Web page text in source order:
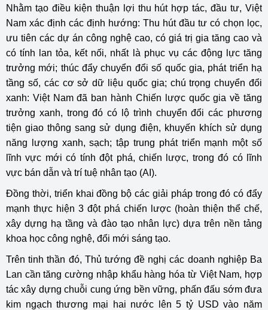
Nhằm tạo điều kiện thuận lợi thu hút hợp tác, đầu tư, Việt
Nam xác định các định hướng: Thu hút đầu tư có chọn lọc,
ưu tiên các dự án công nghệ cao, có giá trị gia tăng cao và
có tính lan tỏa, kết nối, nhất là phục vụ các động lực tăng
trưởng mới; thúc đẩy chuyển đổi số quốc gia, phát triển hạ
tầng số, các cơ sở dữ liệu quốc gia; chú trọng chuyển đổi
xanh: Việt Nam đã ban hành Chiến lược quốc gia về tăng
trưởng xanh, trong đó có lộ trình chuyển đổi các phương
tiện giao thông sang sử dụng điện, khuyến khích sử dụng
năng lượng xanh, sạch; tập trung phát triển mạnh một số
lĩnh vực mới có tính đột phá, chiến lược, trong đó có lĩnh
vực bán dẫn và trí tuệ nhân tạo (AI).
Đồng thời, triển khai đồng bộ các giải pháp trong đó có đẩy
mạnh thực hiện 3 đột phá chiến lược (hoàn thiện thể chế,
xây dựng hạ tầng và đào tạo nhân lực) dựa trên nền tảng
khoa học công nghệ, đổi mới sáng tạo.
Trên tinh thần đó, Thủ tướng đề nghị các doanh nghiệp Ba
Lan cần tăng cường nhập khẩu hàng hóa từ Việt Nam, hợp
tác xây dựng chuỗi cung ứng bền vững, phấn đấu sớm đưa
kim ngạch thương mại hai nước lên 5 tỷ USD vào năm